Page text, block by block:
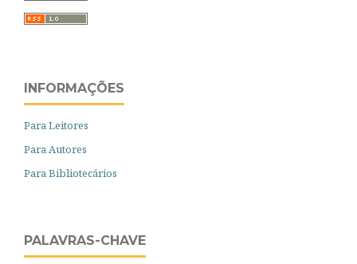
INFORMAÇÕES
Para Leitores
Para Autores
Para Bibliotecários
PALAVRAS-CHAVE